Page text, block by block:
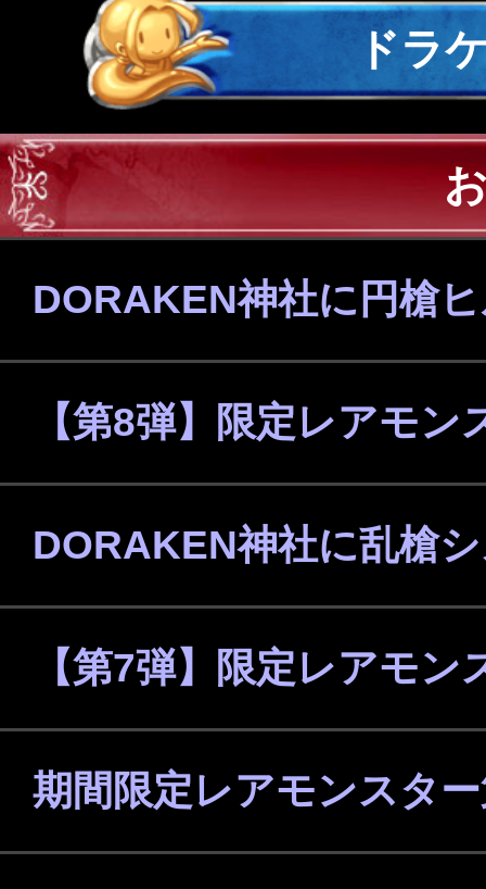
ドラ
DORAKEN神社に円槍
【第8弾】限定レアモン
DORAKEN神社に乱槍
【第7弾】限定レアモン
期間限定レアモンスタ